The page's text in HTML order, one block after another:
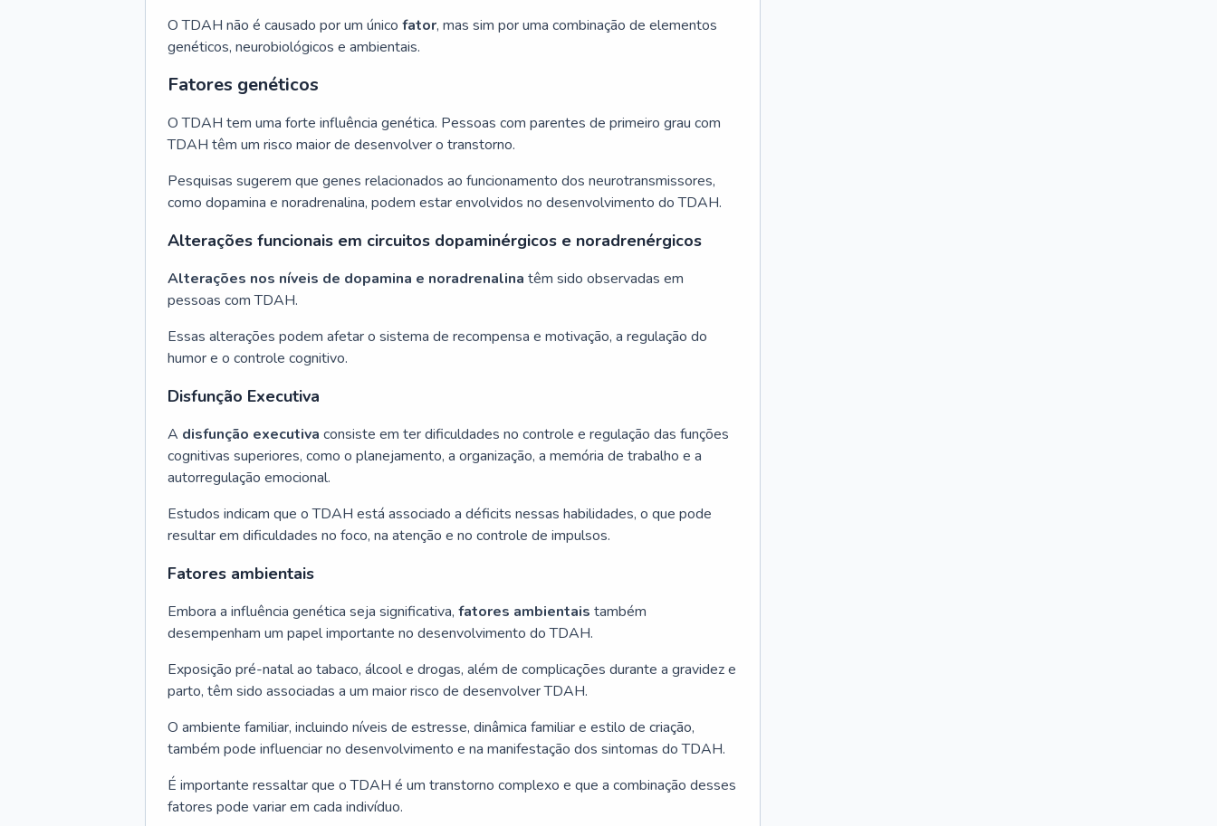
O TDAH não é causado por um único fator, mas sim por uma combinação de elementos
genéticos, neurobiológicos e ambientais.
Fatores genéticos
O TDAH tem uma forte influência genética. Pessoas com parentes de primeiro grau com
TDAH têm um risco maior de desenvolver o transtorno.
Pesquisas sugerem que genes relacionados ao funcionamento dos neurotransmissores,
como dopamina e noradrenalina, podem estar envolvidos no desenvolvimento do TDAH.
Alterações funcionais em circuitos dopaminérgicos e noradrenérgicos
Alterações nos níveis de dopamina e noradrenalina têm sido observadas em
pessoas com TDAH.
Essas alterações podem afetar o sistema de recompensa e motivação, a regulação do
humor e o controle cognitivo.
Disfunção Executiva
A disfunção executiva consiste em ter dificuldades no controle e regulação das funções
cognitivas superiores, como o planejamento, a organização, a memória de trabalho e a
autorregulação emocional.
Estudos indicam que o TDAH está associado a déficits nessas habilidades, o que pode
resultar em dificuldades no foco, na atenção e no controle de impulsos.
Fatores ambientais
Embora a influência genética seja significativa, fatores ambientais também
desempenham um papel importante no desenvolvimento do TDAH.
Exposição pré-natal ao tabaco, álcool e drogas, além de complicações durante a gravidez e
parto, têm sido associadas a um maior risco de desenvolver TDAH.
O ambiente familiar, incluindo níveis de estresse, dinâmica familiar e estilo de criação,
também pode influenciar no desenvolvimento e na manifestação dos sintomas do TDAH.
É importante ressaltar que o TDAH é um transtorno complexo e que a combinação desses
fatores pode variar em cada indivíduo.